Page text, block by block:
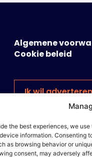
the best experiences, we
information. Consenting
as browsing behavior or
consent, may adversely
Algemene
Cookie beleid
Ik wil adverteren